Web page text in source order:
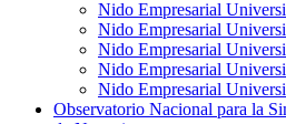
Nido Empresarial
Nido Empresarial
Nido Empresarial
Nido Empresarial
Nido Empresarial
Observatorio Nacional para la